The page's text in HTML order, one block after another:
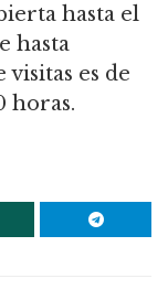
hasta el
hasta
es de
horas.